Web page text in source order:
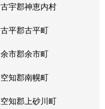
古宇郡神恵内村
古平郡古平町
余市郡余市町
空知郡南幌町
空知郡上砂川町